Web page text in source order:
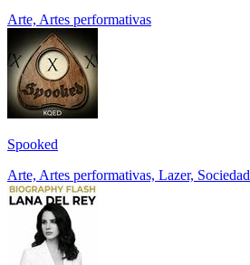
Arte, Artes performativas
Spooked
Arte, Artes performativas, Lazer,